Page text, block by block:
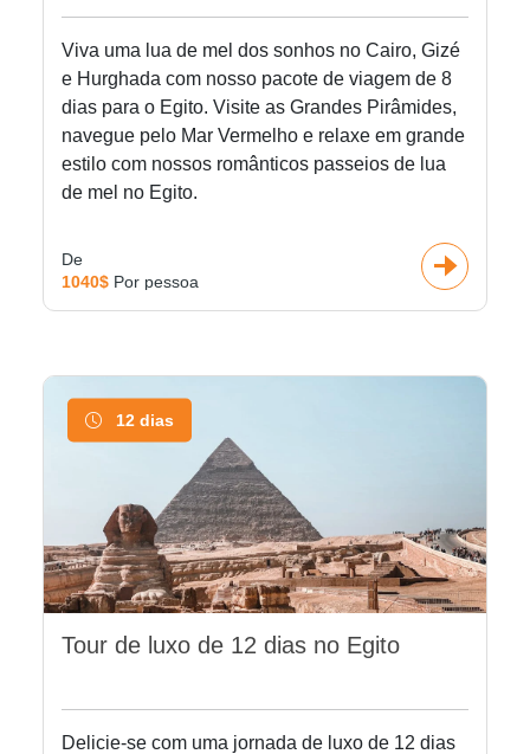
Viva uma lua de mel dos sonhos no Cairo, Gizé
e Hurghada com nosso pacote de viagem de 8
dias para o Egito. Visite as Grandes Pirâmides,
navegue pelo Mar Vermelho e relaxe em grande
estilo com nossos românticos passeios de lua
de mel no Egito.
De
1040$ Por pessoa
12 dias
Tour de luxo de 12 dias no Egito
Delicie-se com uma jornada de luxo de 12 dias